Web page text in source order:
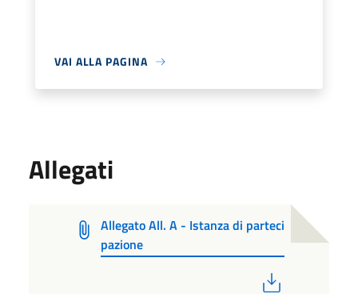
VAI ALLA PAGINA
Allegati
Allegato All. A - Istanza di parteci
pazione